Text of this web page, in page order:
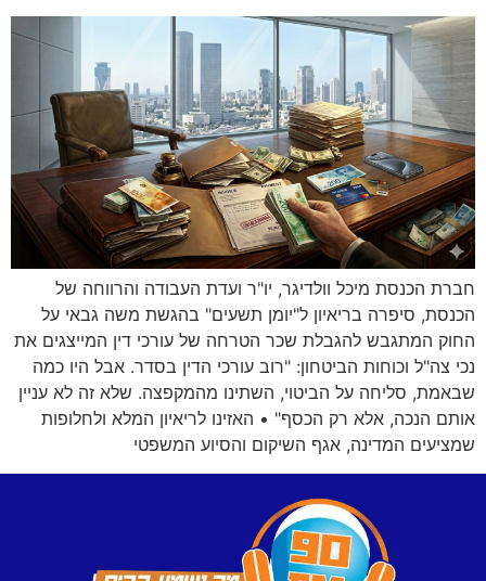
חברת הכנסת מיכל וולדיגר, יו"ר ועדת העבודה והרווחה של
הכנסת, סיפרה בריאיון ל"יומן תשעים" בהגשת משה גבאי על
החוק המתגבש להגבלת שכר הטרחה של עורכי דין המייצגים את
נכי צה"ל וכוחות הביטחון: "רוב עורכי הדין בסדר. אבל היו כמה
שבאמת, סליחה על הביטוי, השתינו מהמקפצה. שלא זה לא עניין
אותם הנכה, אלא רק הכסף" • האזינו לריאיון המלא ולחלופות
שמציעים המדינה, אגף השיקום והסיוע המשפטי